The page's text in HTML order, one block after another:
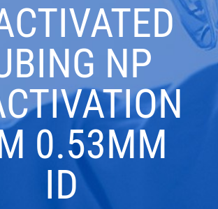
NP
0.53MM
ID